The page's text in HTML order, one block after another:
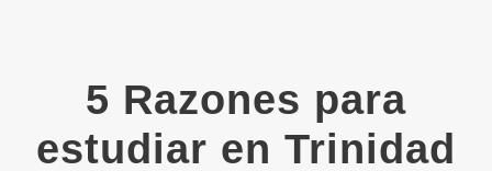
5 Razones para
estudiar en Trinidad